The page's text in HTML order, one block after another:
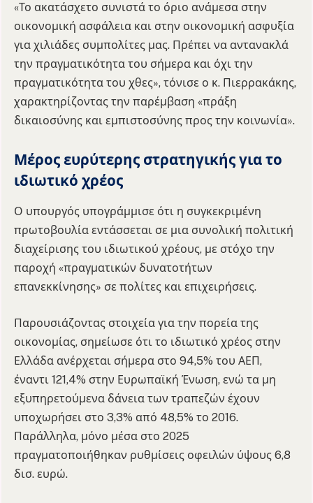
«Το ακατάσχετο συνιστά το όριο ανάμεσα στην
οικονομική ασφάλεια και στην οικονομική ασφυξία
για χιλιάδες συμπολίτες μας. Πρέπει να αντανακλά
την πραγματικότητα του σήμερα και όχι την
πραγματικότητα του χθες», τόνισε ο κ. Πιερρακάκης,
χαρακτηρίζοντας την παρέμβαση «πράξη
δικαιοσύνης και εμπιστοσύνης προς την κοινωνία».
Μέρος ευρύτερης στρατηγικής για το
ιδιωτικό χρέος
Ο υπουργός υπογράμμισε ότι η συγκεκριμένη
πρωτοβουλία εντάσσεται σε μια συνολική πολιτική
διαχείρισης του ιδιωτικού χρέους, με στόχο την
παροχή «πραγματικών δυνατοτήτων
επανεκκίνησης» σε πολίτες και επιχειρήσεις.
Παρουσιάζοντας στοιχεία για την πορεία της
οικονομίας, σημείωσε ότι το ιδιωτικό χρέος στην
Ελλάδα ανέρχεται σήμερα στο 94,5% του ΑΕΠ,
έναντι 121,4% στην Ευρωπαϊκή Ένωση, ενώ τα μη
εξυπηρετούμενα δάνεια των τραπεζών έχουν
υποχωρήσει στο 3,3% από 48,5% το 2016.
Παράλληλα, μόνο μέσα στο 2025
πραγματοποιήθηκαν ρυθμίσεις οφειλών ύψους 6,8
δισ. ευρώ.